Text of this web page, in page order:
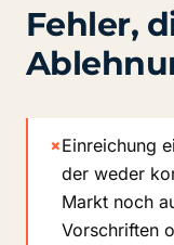
Fehler,
×Einreichung
der weder
Markt noch
Vorschriften